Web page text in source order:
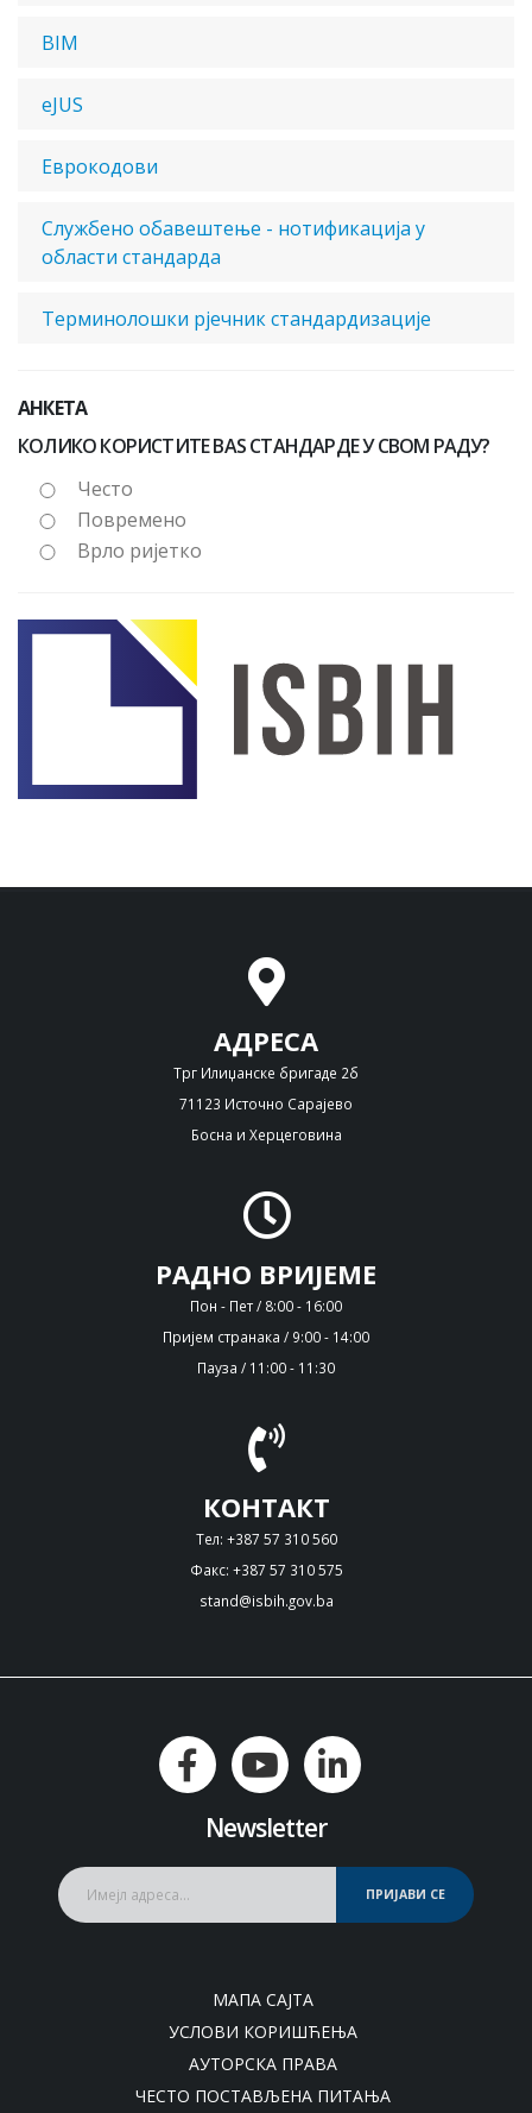
BIM
eJUS
Еврокодови
Службено обавештење - нотификација у
области стандарда
Терминолошки рјечник стандардизације
АНКЕТА
КОЛИКО КОРИСТИТЕ BAS СТАНДАРДЕ У СВОМ РАДУ?
Често
Повремено
Врло ријетко
АДРЕСА
Трг Илиџанске бригаде 2б
71123 Источно Сарајево
Босна и Херцеговина
РАДНО ВРИЈЕМЕ
Пон - Пет / 8:00 - 16:00
Пријем странака / 9:00 - 14:00
Пауза / 11:00 - 11:30
КОНТАКТ
Тел: +387 57 310 560
Факс: +387 57 310 575
stand@isbih.gov.ba
Newsletter
ПРИЈАВИ СЕ
МАПА САЈТА
УСЛОВИ КОРИШЋЕЊА
АУТОРСКА ПРАВА
ЧЕСТО ПОСТАВЉЕНА ПИТАЊА